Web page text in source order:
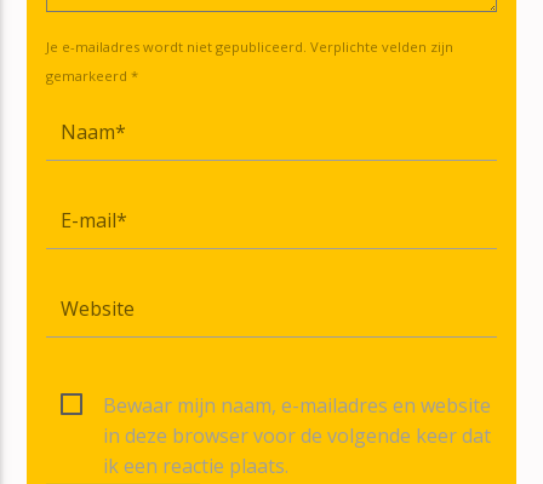
Je e-mailadres wordt niet gepubliceerd. Verplichte velden zijn
gemarkeerd *
Bewaar mijn naam, e-mailadres en website
in deze browser voor de volgende keer dat
ik een reactie plaats.